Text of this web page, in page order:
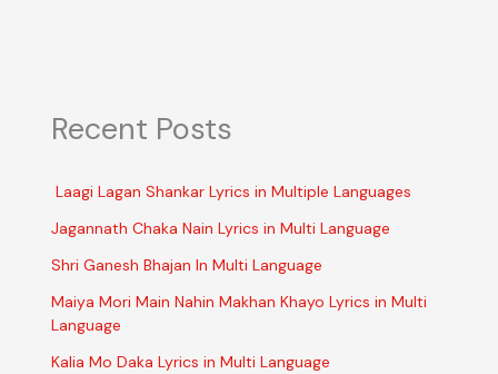
Recent Posts
Laagi Lagan Shankar Lyrics in Multiple Languages
Jagannath Chaka Nain Lyrics in Multi Language
Shri Ganesh Bhajan In Multi Language
Maiya Mori Main Nahin Makhan Khayo Lyrics in Multi
Language
Kalia Mo Daka Lyrics in Multi Language